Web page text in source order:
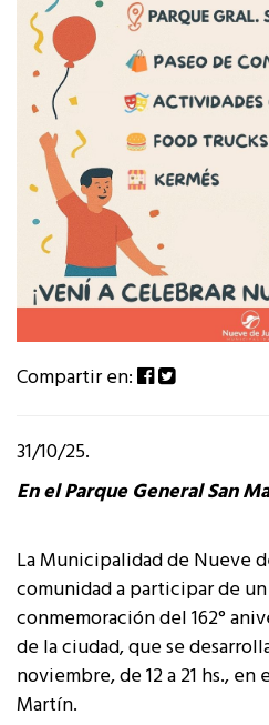
Compartir en:
31/10/25.
En el Parque General San
La Municipalidad de Nueve
comunidad a participar de
conmemoración del 162°
de la ciudad, que se
noviembre, de 12 a 21 hs., en
Martín.